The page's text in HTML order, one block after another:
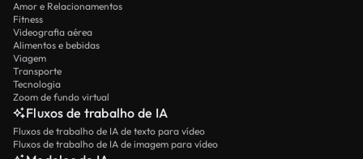
Amor e Relacionamentos
Fitness
Videografia aérea
Alimentos e bebidas
Viagem
Transporte
Tecnologia
Zoom de fundo virtual
Fluxos de trabalho de IA
Fluxos de trabalho de IA de texto para vídeo
Fluxos de trabalho de IA de imagem para vídeo